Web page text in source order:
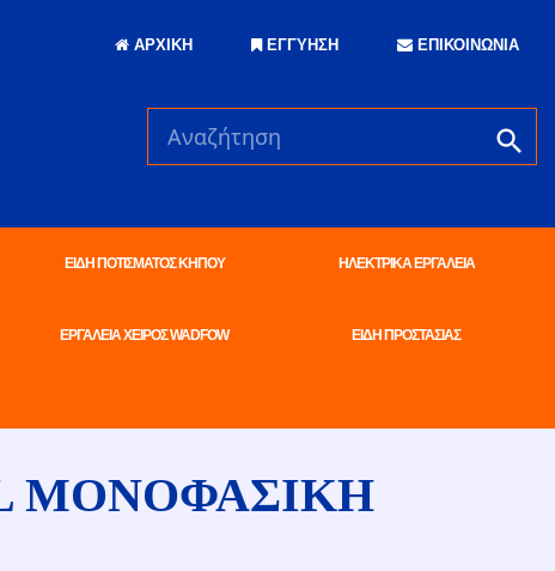
ΑΡΧΙΚΗ ΕΓΓΥΗΣΗ ΕΠΙΚΟΙΝΩΝΙΑ
ΕΙΔΗ ΠΟΤΙΣΜΑΤΟΣ ΚΗΠΟΥ ΗΛΕΚΤΡΙΚΑ ΕΡΓΑΛΕΙΑ
ΕΡΓΑΛΕΙΑ ΧΕΙΡΟΣ WADFOW ΕΙΔΗ ΠΡΟΣΤΑΣΙΑΣ
ΜΟΝΟΦΑΣΙΚΗ